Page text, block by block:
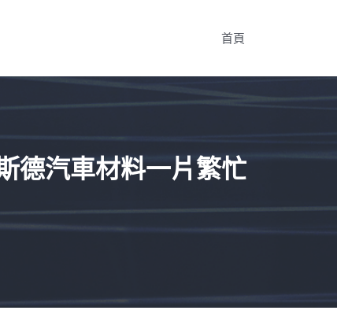
首頁
德汽車材料一片繁忙